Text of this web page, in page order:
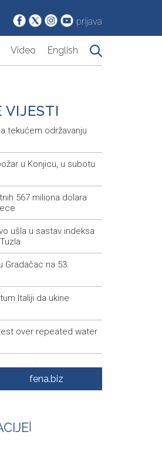
prijava
Video English
VIJESTI
tekućem održavanju
u Konjicu, u subotu
567 miliona dolara
ušla u sastav indeksa
Gradačac na 53.
Italiji da ukine
over repeated water
Održan susret
promet 993.831
fena.biz
|